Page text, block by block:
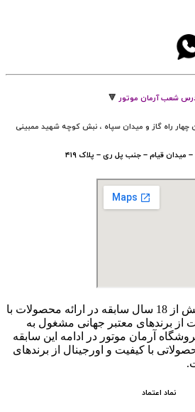
شعب آرمان موتور 🔻
مجموعه آرمان موتور با بیش از 18 سال سابقه در ارائه محصولات با
از برندهای معتبر جهانی مشغول به
آرمان موتور در ادامه اين سابقه
با کيفيت و اورجينال از برندهای
نماد اعتماد